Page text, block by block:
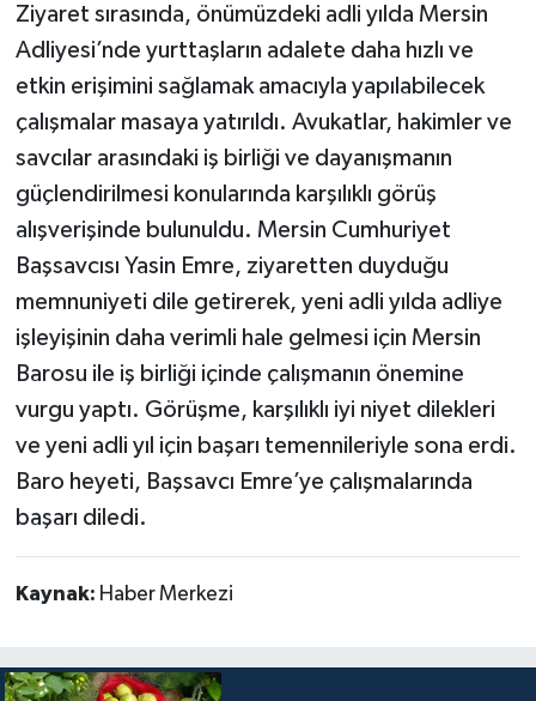
Ziyaret sırasında, önümüzdeki adli yılda Mersin
Adliyesi’nde yurttaşların adalete daha hızlı ve
etkin erişimini sağlamak amacıyla yapılabilecek
çalışmalar masaya yatırıldı. Avukatlar, hakimler ve
savcılar arasındaki iş birliği ve dayanışmanın
güçlendirilmesi konularında karşılıklı görüş
alışverişinde bulunuldu. Mersin Cumhuriyet
Başsavcısı Yasin Emre, ziyaretten duyduğu
memnuniyeti dile getirerek, yeni adli yılda adliye
işleyişinin daha verimli hale gelmesi için Mersin
Barosu ile iş birliği içinde çalışmanın önemine
vurgu yaptı. Görüşme, karşılıklı iyi niyet dilekleri
ve yeni adli yıl için başarı temennileriyle sona erdi.
Baro heyeti, Başsavcı Emre’ye çalışmalarında
başarı diledi.
Kaynak: Haber Merkezi